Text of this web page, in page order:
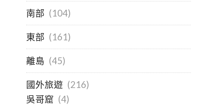
南部 (104)
東部 (161)
離島 (45)
國外旅遊 (216)
吳哥窟 (4)